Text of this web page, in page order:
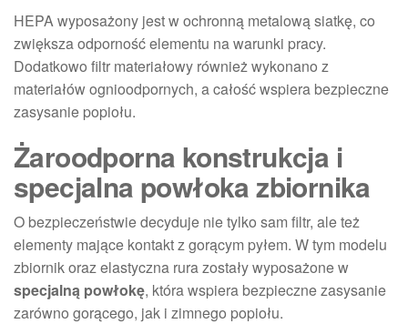
HEPA wyposażony jest w ochronną metalową siatkę, co
zwiększa odporność elementu na warunki pracy.
Dodatkowo filtr materiałowy również wykonano z
materiałów ognioodpornych, a całość wspiera bezpieczne
zasysanie popiołu.
Żaroodporna konstrukcja i
specjalna powłoka zbiornika
O bezpieczeństwie decyduje nie tylko sam filtr, ale też
elementy mające kontakt z gorącym pyłem. W tym modelu
zbiornik oraz elastyczna rura zostały wyposażone w
specjalną powłokę, która wspiera bezpieczne zasysanie
zarówno gorącego, jak i zimnego popiołu.